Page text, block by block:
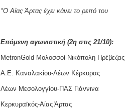
*Ο Αίας Άρτας έχει κάνει το ρεπό του
Επόμενη αγωνιστική (2η στις 21/10):
MetronGold Μολοσσοί-Νικόπολη Πρέβεζας
Α.Ε. Καναλακίου-Λέων Κέρκυρας
Λέων Μεσολογγίου-ΠΑΣ Γιάννινα
Κερκυραϊκός-Αίας Άρτας